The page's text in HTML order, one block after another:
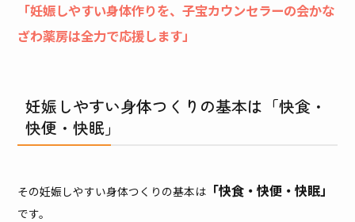
「妊娠しやすい身体作りを、子宝カウンセラーの会かな
ざわ薬房は全力で応援します」
妊娠しやすい身体つくりの基本は「快食・
快便・快眠」
その妊娠しやすい身体つくりの基本は 「快食・快便・快眠」
です。